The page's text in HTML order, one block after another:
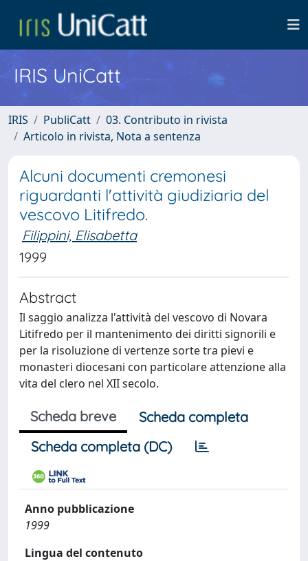
IRIS UniCatt
IRIS PubliCatt
03. Contributo in rivista
Articolo in rivista, Nota a sentenza
Alcuni documenti cremonesi
riguardanti l'attività giudiziaria del
vescovo Litifredo.
Filippini, Elisabetta
1999
Abstract
Il saggio analizza l'attività del vescovo di Novara
Litifredo per il mantenimento dei diritti signorili e
per la risoluzione di vertenze sorte tra pievi e
monasteri diocesani con particolare attenzione alla
vita del clero nel XII secolo.
Scheda breve
Scheda completa
Scheda completa (DC)
Anno pubblicazione
1999
Lingua del contenuto